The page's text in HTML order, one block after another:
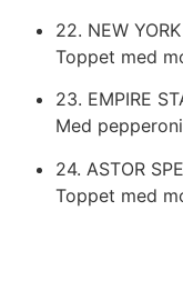
22. NEW
Toppet med
23. EMPIRE
Med
24. ASTOR
Toppet med